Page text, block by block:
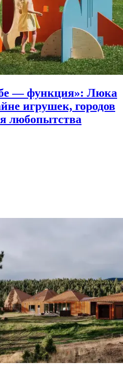
— функция»: Люка
игрушек, городов
любопытства